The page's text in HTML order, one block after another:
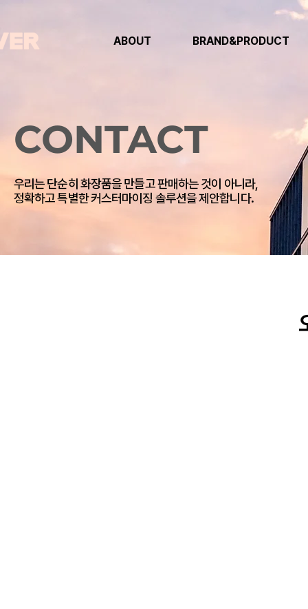
ABOUT BRAND&PRODUCT
CONTACT
우리는 단순히 화장품을 만들고 판매하는 것이 아니라,
​정확하고 특별한 커스터마이징 솔루션을 제안합니다.